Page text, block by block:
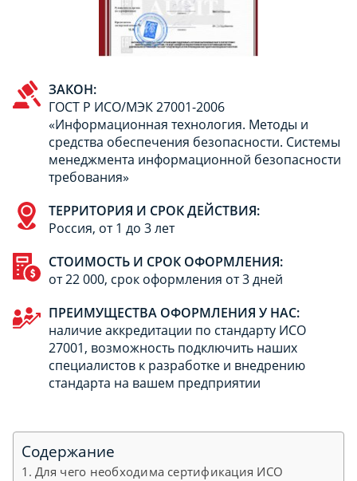
ЗАКОН:
ГОСТ Р ИСО/МЭК 27001-2006
«Информационная технология. Методы и
средства обеспечения безопасности. Системы
менеджмента информационной безопасности
требования»
ТЕРРИТОРИЯ И СРОК ДЕЙСТВИЯ:
Россия, от 1 до 3 лет
СТОИМОСТЬ И СРОК ОФОРМЛЕНИЯ:
от 22 000, срок оформления от 3 дней
ПРЕИМУЩЕСТВА ОФОРМЛЕНИЯ У НАС:
наличие аккредитации по стандарту ИСО
27001, возможность подключить наших
специалистов к разработке и внедрению
стандарта на вашем предприятии
Содержание
Для чего необходима сертификация ИСО